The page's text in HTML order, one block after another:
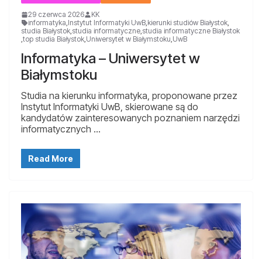
29 czerwca 2026
KK
informatyka Instytut Informatyki UwB kierunki studiów Białystok
studia Białystok studia informatyczne studia informatyczne Białystok
top studia Białystok Uniwersytet w Białymstoku UwB
Informatyka – Uniwersytet w
Białymstoku
Studia na kierunku informatyka, proponowane przez
Instytut Informatyki UwB, skierowane są do
kandydatów zainteresowanych poznaniem narzędzi
informatycznych …
Read More